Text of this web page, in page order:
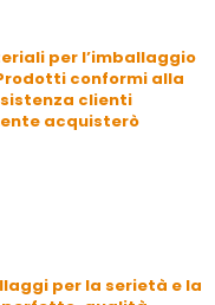
per l’imballaggio
conformi alla
clienti
acquisterò
per la serietà e la